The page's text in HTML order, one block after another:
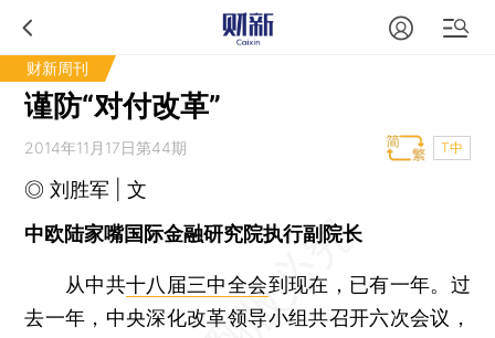
财新周刊
谨防“对付改革”
2014年11月17日第44期 T中
◎ 刘胜军 | 文
中欧陆家嘴国际金融研究院执行副院长
从中共十八届三中全会到现在，已有一年。过
去一年，中央深化改革领导小组共召开六次会议，